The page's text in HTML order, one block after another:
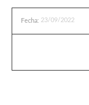
Fecha: 23/09/2022